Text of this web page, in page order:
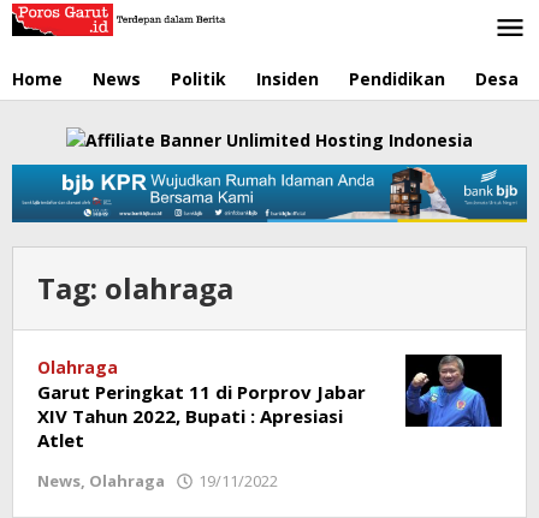
Lewati
ke
Home News Politik Insiden Pendidikan Desa
Tag: olahraga
Olahraga
Garut Peringkat 11 di Porprov Jabar
XIV Tahun 2022, Bupati : Apresiasi
Atlet
News, Olahraga 19/11/2022